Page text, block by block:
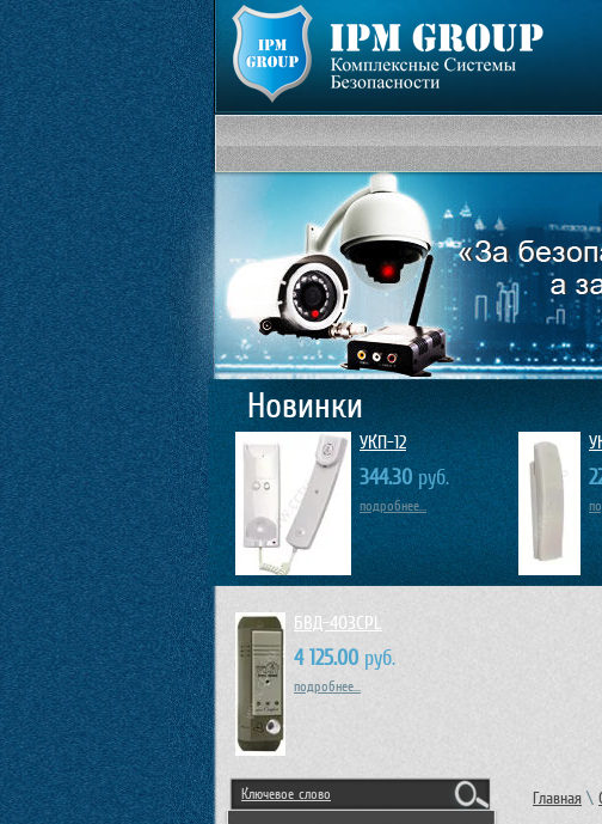
Новинки
УКП-12
344.30руб.
подробнее...
БВД-403CPL
4 125.00 руб.
подробнее...
Главная \